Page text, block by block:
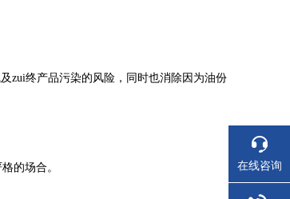
zui终产品污染的风险，同时也消除因为油份
的场合。 在线咨询